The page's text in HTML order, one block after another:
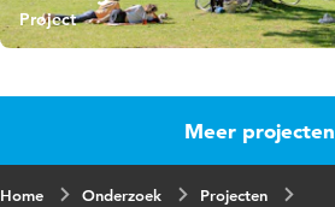
Project
Meer projecten
Home Onderzoek
Projecten